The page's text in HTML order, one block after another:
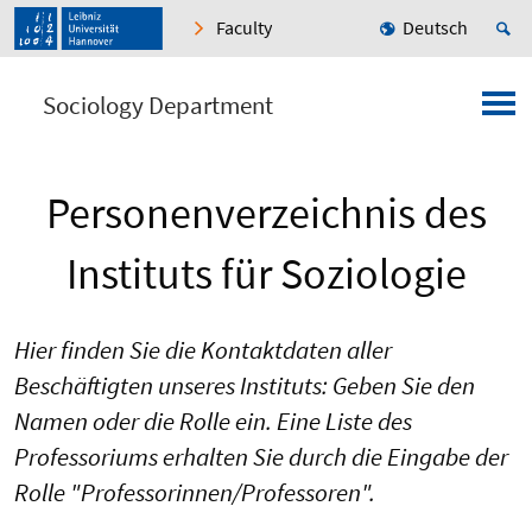
Faculty Deutsch
Sociology Department
Personenverzeichnis des
Instituts für Soziologie
Hier finden Sie die Kontaktdaten aller
Beschäftigten unseres Instituts: Geben Sie den
Namen oder die Rolle ein. Eine Liste des
Professoriums erhalten Sie durch die Eingabe der
Rolle "Professorinnen/Professoren".